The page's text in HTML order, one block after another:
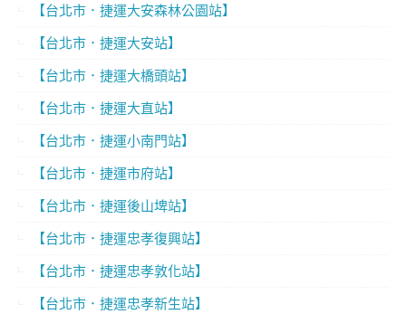
【台北市．捷運大安森林公園站】
【台北市．捷運大安站】
【台北市．捷運大橋頭站】
【台北市．捷運大直站】
【台北市．捷運小南門站】
【台北市．捷運市府站】
【台北市．捷運後山埤站】
【台北市．捷運忠孝復興站】
【台北市．捷運忠孝敦化站】
【台北市．捷運忠孝新生站】